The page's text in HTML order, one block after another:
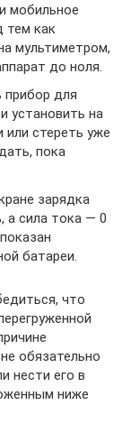
мобильное
тем как
мультиметром,
до ноля.
прибор для
установить на
или стереть уже
пока
зарядка
а сила тока — 0
батареи.
что
обязательно
нести его в
ниже